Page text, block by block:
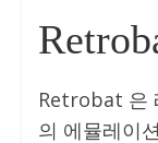
Retrobat 은
의 에뮬레이